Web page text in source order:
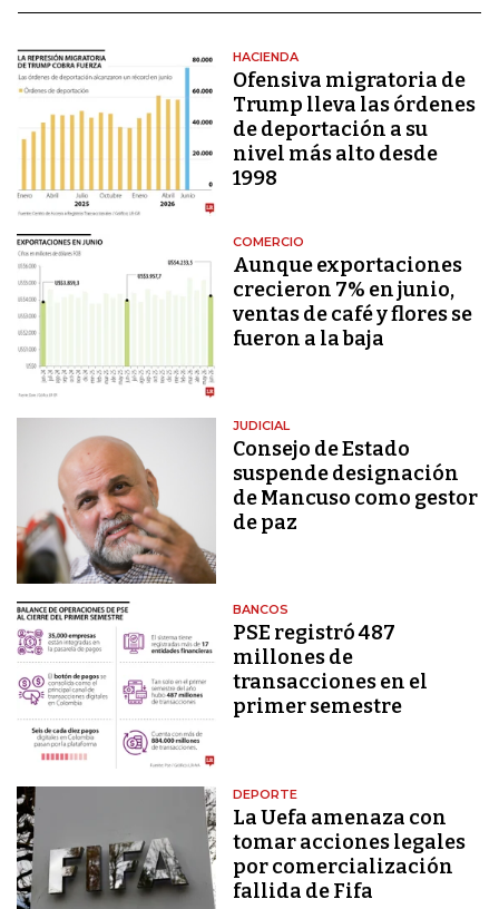
HACIENDA
Ofensiva migratoria de
Trump lleva las órdenes
de deportación a su
nivel más alto desde
1998
COMERCIO
Aunque exportaciones
crecieron 7% en junio,
ventas de café y flores se
fueron a la baja
JUDICIAL
Consejo de Estado
suspende designación
de Mancuso como gestor
de paz
BANCOS
PSE registró 487
millones de
transacciones en el
primer semestre
DEPORTE
La Uefa amenaza con
tomar acciones legales
por comercialización
fallida de Fifa